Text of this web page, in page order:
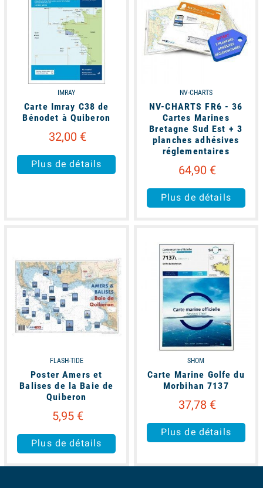
IMRAY
Carte Imray C38 de
Bénodet à Quiberon
32,00 €
Plus de détails
NV-CHARTS
NV-CHARTS FR6 - 36
Cartes Marines
Bretagne Sud Est + 3
planches adhésives
réglementaires
64,90 €
Plus de détails
FLASH-TIDE
Poster Amers et
Balises de la Baie de
Quiberon
5,95 €
Plus de détails
SHOM
Carte Marine Golfe du
Morbihan 7137
37,78 €
Plus de détails